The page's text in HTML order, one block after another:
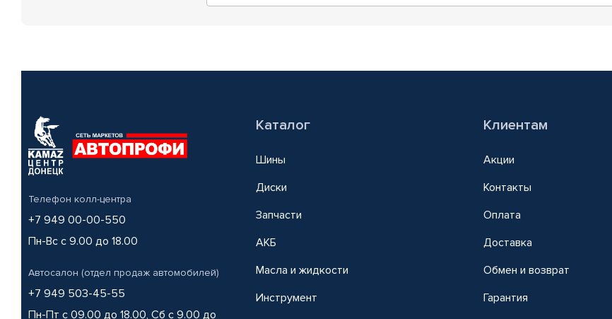
Телефон колл-центра
+7 949 00-00-550
Пн-Вс с 9.00 до 18.00
Автосалон (отдел продаж автомобилей)
+7 949 503-45-55
Пн-Пт с 09.00 до 18.00, Сб с 9.00 до
Каталог
Шины
Диски
Запчасти
АКБ
Масла и жидкости
Инструмент
Клиентам
Акции
Контакты
Оплата
Доставка
Обмен и возврат
Гарантия